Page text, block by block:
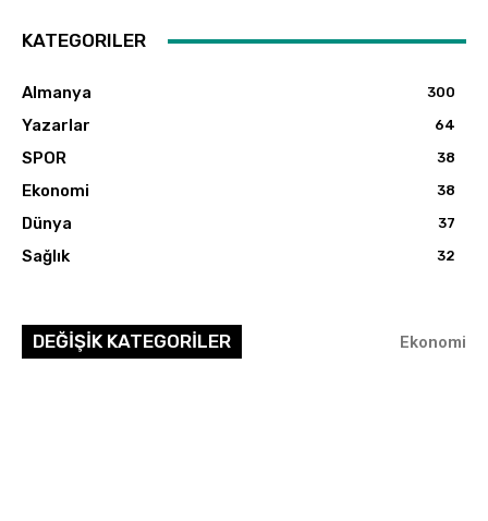
KATEGORILER
Almanya 300
Yazarlar 64
SPOR 38
Ekonomi 38
Dünya 37
Sağlık 32
DEĞİŞİK KATEGORİLER Ekonomi